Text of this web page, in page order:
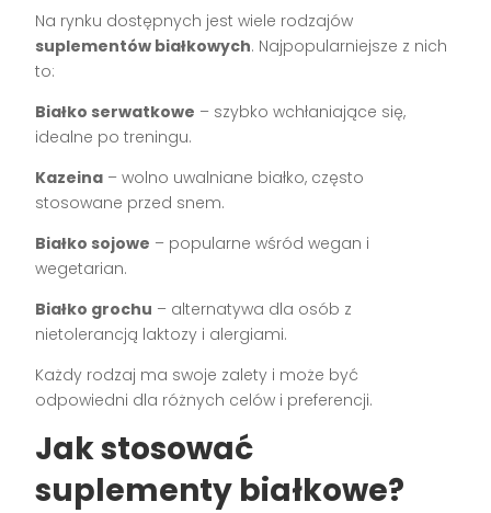
Na rynku dostępnych jest wiele rodzajów
suplementów białkowych. Najpopularniejsze z nich
to:
Białko serwatkowe – szybko wchłaniające się,
idealne po treningu.
Kazeina – wolno uwalniane białko, często
stosowane przed snem.
Białko sojowe – popularne wśród wegan i
wegetarian.
Białko grochu – alternatywa dla osób z
nietolerancją laktozy i alergiami.
Każdy rodzaj ma swoje zalety i może być
odpowiedni dla różnych celów i preferencji.
Jak stosować
suplementy białkowe?